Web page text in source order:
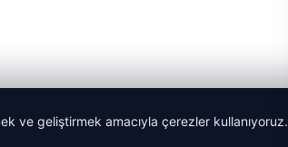
ve geliştirmek amacıyla çerezler kullanıyoruz.